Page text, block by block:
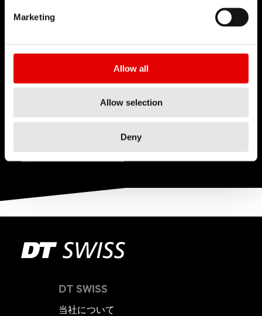
Marketing
Allow all
Allow selection
Deny
トは追加の空力効果をもたらし、ホイールの汎用性
2
することではなく、長時間のライドで生じる疲労を
ました
でした
ました
でした
性能テストセンター
ハウを培ってきました。ラボでは、フィールドやラ
イフサイクル全体を通じて製品の耐久が求められる
実環境を再現し、テストを実施しています。
DT SWISS
当社について